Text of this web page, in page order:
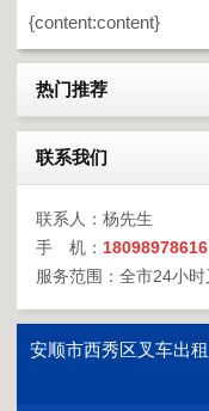
{content:content}
热门推荐
联系我们
联系人：杨先生
手 机： 18098978616
服务范围：全市24小
安顺市西秀区叉车出